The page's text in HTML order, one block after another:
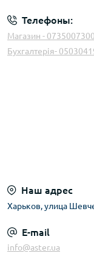
Телефоны:
Магазин - 0735007300
Бухгалтерія-
Наш адрес
Харьков, улица
E-mail
info@aster.ua